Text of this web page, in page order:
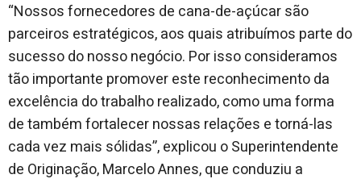
“Nossos fornecedores de cana-de-açúcar são
parceiros estratégicos, aos quais atribuímos parte do
sucesso do nosso negócio. Por isso consideramos
tão importante promover este reconhecimento da
excelência do trabalho realizado, como uma forma
de também fortalecer nossas relações e torná-las
cada vez mais sólidas”, explicou o Superintendente
de Originação, Marcelo Annes, que conduziu a